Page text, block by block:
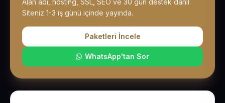
Alan adı, hosting, SSL, SEO ve 30 gün destek dahil.
Siteniz 1-3 iş günü içinde yayında.
Paketleri İncele
WhatsApp'tan Sor